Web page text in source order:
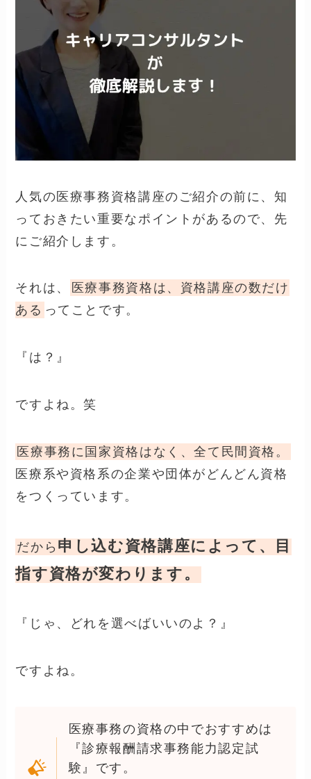
人気の医療事務資格講座のご紹介の前に、知
っておきたい重要なポイントがあるので、先
にご紹介します。
それは、
医療事務資格は、資格講座の数だけ
ある ってことです。
『は？』
ですよね。笑
医療事務に国家資格はなく、全て民間資格。
医療系や資格系の企業や団体がどんどん資格
をつくっています。
だから 申し込む資格講座によって、目
指す資格が変わります。
『じゃ、どれを選べばいいのよ？』
ですよね。
医療事務の資格の中でおすすめは
『診療報酬請求事務能力認定試
験』です。